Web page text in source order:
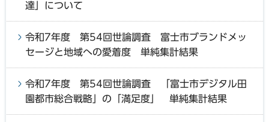
達」について
令和7年度 第54回世論調査 富士市ブランドメッ
セージと地域への愛着度 単純集計結果
令和7年度 第54回世論調査 「富士市デジタル田
園都市総合戦略」の「満足度」 単純集計結果